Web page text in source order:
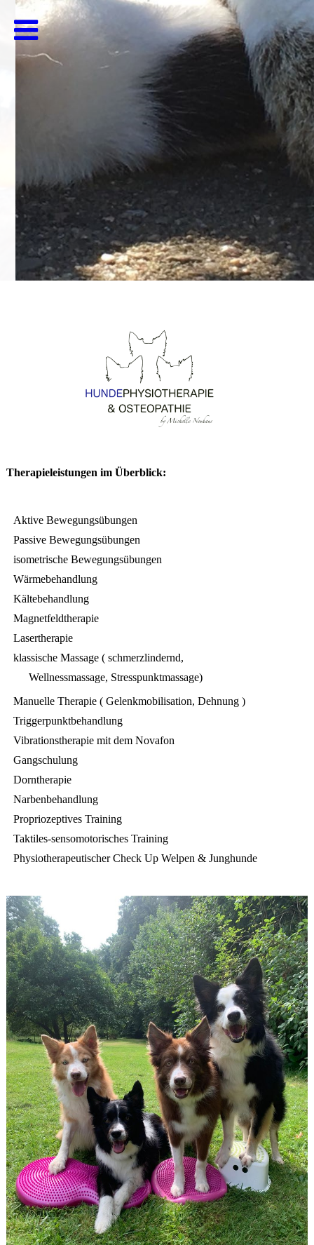
Therapieleistungen im Überblick:
Aktive Bewegungsübungen
Passive Bewegungsübungen
isometrische Bewegungsübungen
Wärmebehandlung
Kältebehandlung
Magnetfeldtherapie
Lasertherapie
klassische Massage ( schmerzlindernd,
Wellnessmassage, Stresspunktmassage)
Manuelle Therapie ( Gelenkmobilisation, Dehnung )
Triggerpunktbehandlung
Vibrationstherapie mit dem Novafon
Gangschulung
Dorntherapie
Narbenbehandlung
Propriozeptives Training
Taktiles-sensomotorisches Training
Physiotherapeutischer Check Up Welpen & Junghunde